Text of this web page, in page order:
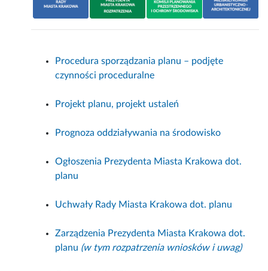
Procedura sporządzania planu – podjęte
czynności proceduralne
Projekt planu, projekt ustaleń
Prognoza oddziaływania na środowisko
Ogłoszenia Prezydenta Miasta Krakowa dot.
planu
Uchwały Rady Miasta Krakowa dot. planu
Zarządzenia Prezydenta Miasta Krakowa dot.
planu (w tym rozpatrzenia wniosków i uwag)